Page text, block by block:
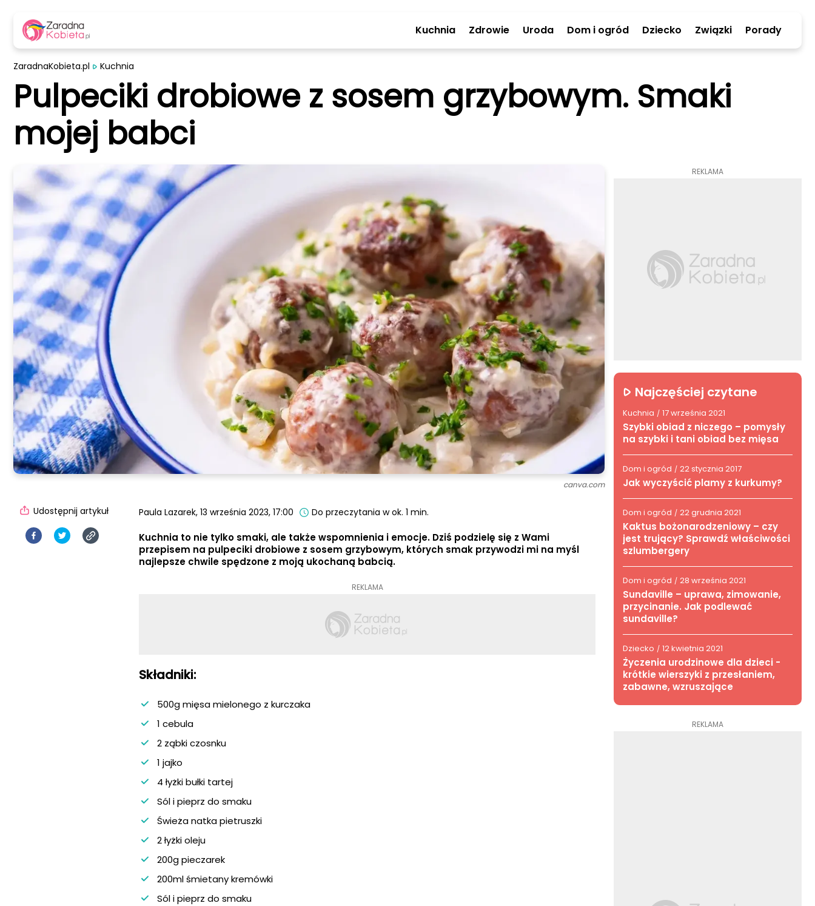
Kuchnia Zdrowie Uroda Dom i ogród Dziecko Związki Porady
canva.com
ZaradnaKobieta.pl Kuchnia
Pulpeciki drobiowe z sosem grzybowym. Smaki
mojej babci
Paula Lazarek, 13 września 2023, 17:00 Do przeczytania w ok. 1 min.
Kuchnia to nie tylko smaki, ale także wspomnienia i emocje. Dziś podzielę się z Wami
przepisem na pulpeciki drobiowe z sosem grzybowym, których smak przywodzi mi na myśl
najlepsze chwile spędzone z moją ukochaną babcią.
REKLAMA
Składniki:
500g mięsa mielonego z kurczaka
1 cebula
2 ząbki czosnku
1 jajko
4 łyżki bułki tartej
Sól i pieprz do smaku
Świeża natka pietruszki
2 łyżki oleju
200g pieczarek
200ml śmietany kremówki
Sól i pieprz do smaku
Udostępnij artykuł
REKLAMA
Najczęściej czytane
Kuchnia / 17 września 2021
Szybki obiad z niczego – pomysły
na szybki i tani obiad bez mięsa
Dom i ogród / 22 stycznia 2017
Jak wyczyścić plamy z kurkumy?
Dom i ogród / 22 grudnia 2021
Kaktus bożonarodzeniowy – czy
jest trujący? Sprawdź właściwości
szlumbergery
Dom i ogród / 28 września 2021
Sundaville – uprawa, zimowanie,
przycinanie. Jak podlewać
sundaville?
Dziecko / 12 kwietnia 2021
Życzenia urodzinowe dla dzieci -
krótkie wierszyki z przesłaniem,
zabawne, wzruszające
REKLAMA